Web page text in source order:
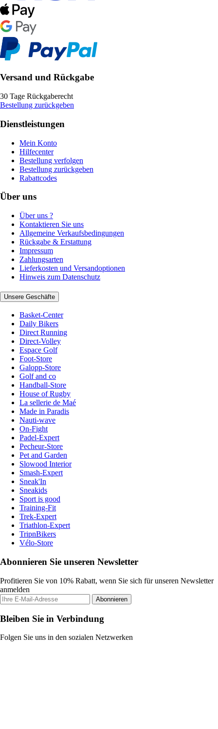
Versand und Rückgabe
30 Tage Rückgaberecht
Bestellung zurückgeben
Dienstleistungen
Mein Konto
Hilfecenter
Bestellung verfolgen
Bestellung zurückgeben
Rabattcodes
Über uns
Über uns ?
Kontaktieren Sie uns
Allgemeine Verkaufsbedingungen
Rückgabe & Erstattung
Impressum
Zahlungsarten
Lieferkosten und Versandoptionen
Hinweis zum Datenschutz
Unsere Geschäfte
Basket-Center
Daily Bikers
Direct Running
Direct-Volley
Espace Golf
Foot-Store
Galopp-Store
Golf and co
Handball-Store
House of Rugby
La sellerie de Maé
Made in Paradis
Nauti-wave
On-Fight
Padel-Expert
Pecheur-Store
Pet and Garden
Slowood Interior
Smash-Expert
Sneak'In
Sneakids
Sport is good
Training-Fit
Trek-Expert
Triathlon-Expert
TripnBikers
Vélo-Store
Abonnieren Sie unseren Newsletter
Profitieren Sie von 10% Rabatt, wenn Sie sich für unseren Newsletter
anmelden
Abonnieren
Bleiben Sie in Verbindung
Folgen Sie uns in den sozialen Netzwerken